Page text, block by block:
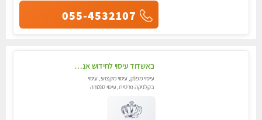
055-4532107
באשדוד עיסוי לחידוש אנרגיות עיסוי חלומי מומלץ מאוד ! highly recommended..new in the city
עיסוי מפנק, עיסוי מקצועי, עיסוי
בקלניקה פרטית, עיסוי טנטרה